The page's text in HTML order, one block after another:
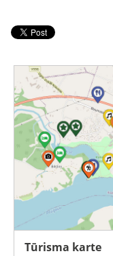
Tūrisma karte